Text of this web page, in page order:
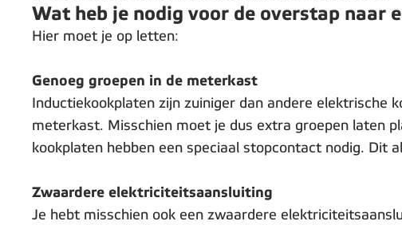
Wat heb je nodig voor de overstap naar
Hier moet je op letten:
Genoeg groepen in de meterkast
Inductiekookplaten zijn zuiniger dan andere
meterkast. Misschien moet je dus extra groepen laten
kookplaten hebben een speciaal stopcontact nodig. Dit
Zwaardere elektriciteitsaansluiting
Je hebt misschien ook een zwaardere